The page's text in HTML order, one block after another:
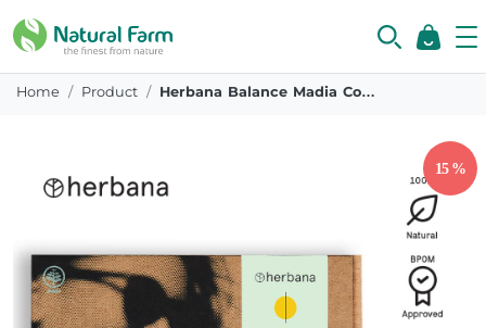
Home Product Herbana Balance Madia Cold Ease 10 Caplets